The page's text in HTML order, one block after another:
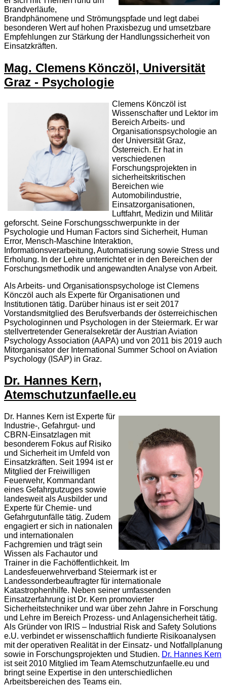
Brandverläufe,
Brandphänomene und Strömungspfade und legt dabei
besonderen Wert auf hohen Praxisbezug und umsetzbare
Empfehlungen zur Stärkung der Handlungssicherheit von
Einsatzkräften.
Mag. Clemens Könczöl, Universität
Graz - Psychologie
Clemens Könczöl ist
Wissenschafter und Lektor im
Bereich Arbeits- und
Organisationspsychologie an
der Universität Graz,
Österreich. Er hat in
verschiedenen
Forschungsprojekten in
sicherheitskritischen
Bereichen wie
Automobilindustrie,
Einsatzorganisationen,
Luftfahrt, Medizin und Militär
geforscht. Seine Forschungsschwerpunkte in der
Psychologie und Human Factors sind Sicherheit, Human
Error, Mensch-Maschine Interaktion,
Informationsverarbeitung, Automatisierung sowie Stress und
Erholung. In der Lehre unterrichtet er in den Bereichen der
Forschungsmethodik und angewandten Analyse von Arbeit.
Als Arbeits- und Organisationspsychologe ist Clemens
Könczöl auch als Experte für Organisationen und
Institutionen tätig. Darüber hinaus ist er seit 2017
Vorstandsmitglied des Berufsverbands der österreichischen
Psychologinnen und Psychologen in der Steiermark. Er war
stellvertretender Generalsekretär der Austrian Aviation
Psychology Association (AAPA) und von 2011 bis 2019 auch
Mitorganisator der International Summer School on Aviation
Psychology (ISAP) in Graz.
Dr. Hannes Kern,
Atemschutzunfaelle.eu
Dr. Hannes Kern ist Experte für
Industrie-, Gefahrgut- und
CBRN-Einsatzlagen mit
besonderem Fokus auf Risiko
und Sicherheit im Umfeld von
Einsatzkräften. Seit 1994 ist er
Mitglied der Freiwilligen
Feuerwehr, Kommandant
eines Gefahrgutzuges sowie
landesweit als Ausbilder und
Experte für Chemie- und
Gefahrgutunfälle tätig. Zudem
engagiert er sich in nationalen
und internationalen
Fachgremien und trägt sein
Wissen als Fachautor und
Trainer in die Fachöffentlichkeit. Im
Landesfeuerwehrverband Steiermark ist er
Landessonderbeauftragter für internationale
Katastrophenhilfe. Neben seiner umfassenden
Einsatzerfahrung ist Dr. Kern promovierter
Sicherheitstechniker und war über zehn Jahre in Forschung
und Lehre im Bereich Prozess- und Anlagensicherheit tätig.
Als Gründer von IRIS – Industrial Risk and Safety Solutions
e.U. verbindet er wissenschaftlich fundierte Risikoanalysen
mit der operativen Realität in der Einsatz- und Notfallplanung
sowie in Forschungsprojekten und Studien. Dr. Hannes Kern
ist seit 2010 Mitglied im Team Atemschutzunfaelle.eu und
bringt seine Expertise in den unterschiedlichen
Arbeitsbereichen des Teams ein.